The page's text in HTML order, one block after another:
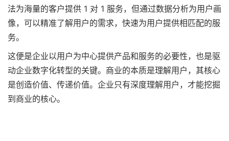
法为海量的客户提供 1 对 1 服务，但通过数据分析为用户画
像，可以精准了解用户的需求，快速为用户提供相匹配的服
务。
这便是企业以用户为中心提供产品和服务的必要性，也是驱
动企业数字化转型的关键。商业的本质是理解用户，其核心
是创造价值、传递价值。企业只有深度理解用户，才能挖掘
到商业的核心。